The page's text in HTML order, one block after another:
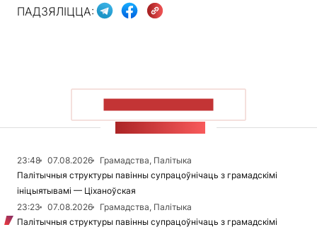
ПАДЗЯЛІЦЦА:
23:48 07.08.2026
Грамадства, Палітыка
Палітычныя структуры павінны супрацоўнічаць з грамадскімі
ініцыятывамі — Ціханоўская
23:23
07.08.2026
Грамадства, Палітыка
Палітычныя структуры павінны супрацоўнічаць з грамадскімі